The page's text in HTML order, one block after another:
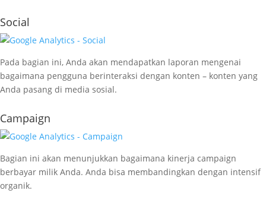
Social
Pada bagian ini, Anda akan mendapatkan laporan mengenai
bagaimana pengguna berinteraksi dengan konten – konten yang
Anda pasang di media sosial.
Campaign
Bagian ini akan menunjukkan bagaimana kinerja campaign
berbayar milik Anda. Anda bisa membandingkan dengan intensif
organik.